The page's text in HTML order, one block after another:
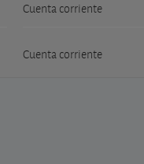
Cuenta corriente
Cuenta corriente